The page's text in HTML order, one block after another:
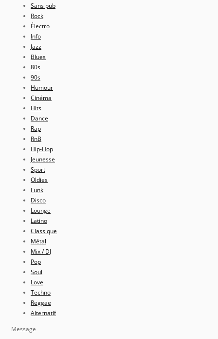
Sans pub
Rock
Électro
Info
Jazz
Blues
80s
90s
Humour
Cinéma
Hits
Dance
Rap
RnB
Hip-Hop
Jeunesse
Sport
Oldies
Funk
Disco
Lounge
Latino
Classique
Métal
Mix / DJ
Pop
Soul
Love
Techno
Reggae
Alternatif
Message